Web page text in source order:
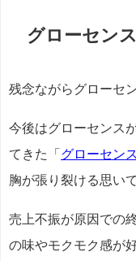
グローセン
残念ながらグローセ
今後はグローセンス
てきた「 グローセンス
胸が張り裂ける思い
売上不振が原因での
の味やモクモク感が